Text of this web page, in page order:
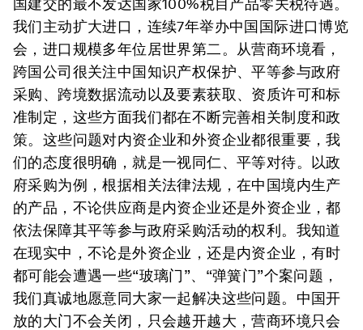
国建交的最不发达国家100%税目产品零关税待遇。
我们主动扩大进口，连续7年举办中国国际进口博览
会，进口规模多年位居世界第二。 从营商环境看，
跨国公司很关注中国知识产权保护、平等参与政府
采购、跨境数据流动以及要素获取、资质许可和标
准制定，这些方面我们都在不断完善相关制度和政
策。这些问题对内资企业和外资企业都很重要，我
们的态度很明确，就是一视同仁、平等对待。以政
府采购为例，根据相关法律法规，在中国境内生产
的产品，不论供应商是内资企业还是外资企业，都
依法保障其平等参与政府采购活动的权利。我知道
在现实中，不论是外资企业，还是内资企业，有时
都可能会遭遇一些“玻璃门”、“弹簧门”个案问题，
我们真诚地愿意同大家一起解决这些问题。中国开
放的大门不会关闭，只会越开越大，营商环境只会